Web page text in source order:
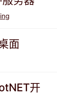
面
开